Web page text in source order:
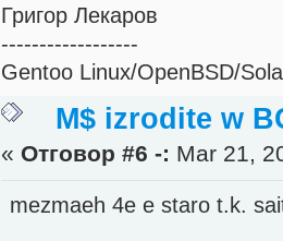
Григор Лекаров
------------------
Gentoo Linux/OpenBSD/
M$ izrodite w
« Отговор #6 -: Mar 21,
mezmaeh 4e e staro t.k.